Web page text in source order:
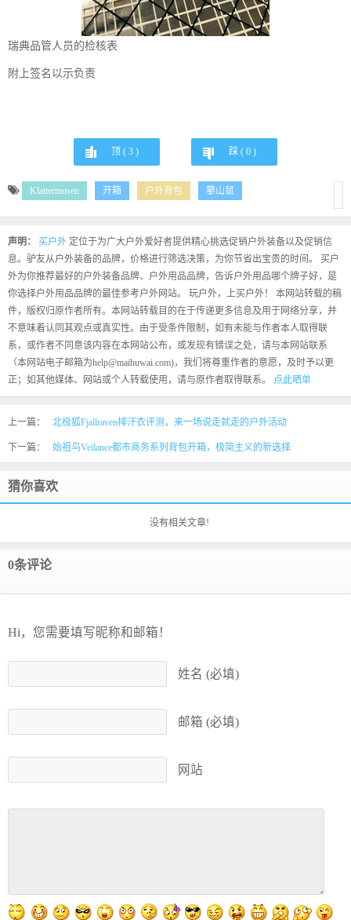
瑞典品管人员的检核表
附上签名以示负责
顶 ( 3) 踩 ( 0)
Klattermusen 开箱 户外背包 攀山鼠
声明： 买户外 定位于为广大户外爱好者提供精心挑选促销户外装备以及促销信
息。驴友从户外装备的品牌，价格进行筛选决策，为你节省出宝贵的时间。 买户
外为你推荐最好的户外装备品牌、户外用品品牌，告诉户外用品哪个牌子好，是
你选择户外用品品牌的最佳参考户外网站。 玩户外，上买户外！ 本网站转载的稿
件，版权归原作者所有。本网站转载目的在于传递更多信息及用于网络分享，并
不意味着认同其观点或真实性。由于受条件限制，如有未能与作者本人取得联
系，或作者不同意该内容在本网站公布，或发现有错误之处，请与本网站联系
（本网站电子邮箱为help@maihuwai.com)，我们将尊重作者的意愿，及时予以更
正；如其他媒体、网站或个人转载使用，请与原作者取得联系。 点此晒单
上一篇： 北极狐Fjallraven排汗衣评测，来一场说走就走的户外活动
下一篇： 始祖鸟Veilance都市商务系列背包开箱，极简主义的新选择
猜你喜欢
没有相关文章!
0条评论
Hi，您需要填写昵称和邮箱！
姓名 (必填)
邮箱 (必填)
网站